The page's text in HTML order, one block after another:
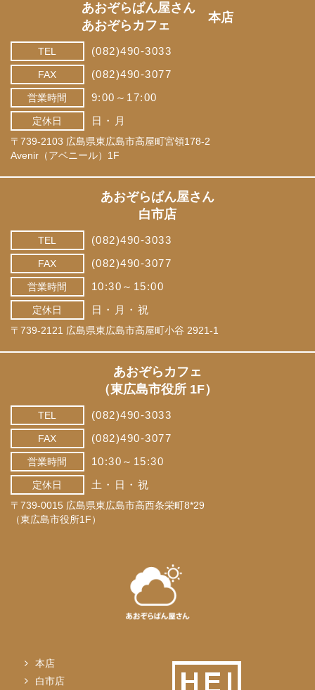
あおぞらぱん屋さん
本店
あおぞらカフェ
TEL (082)490-3033
FAX (082)490-3077
営業時間 9:00～17:00
定休日 日・月
〒739-2103 広島県東広島市高屋町宮領178-2
Avenir（アベニール）1F
あおぞらぱん屋さん
白市店
TEL (082)490-3033
FAX (082)490-3077
営業時間 10:30～15:00
定休日 日・月・祝
〒739-2121 広島県東広島市高屋町小谷 2921-1
あおぞらカフェ
（東広島市役所 1F）
TEL (082)490-3033
FAX (082)490-3077
営業時間 10:30～15:30
定休日 土・日・祝
〒739-0015 広島県東広島市高西条栄町8*29
（東広島市役所1F）
本店
白市店